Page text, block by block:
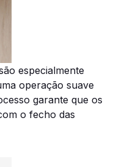
especialmente
operação suave
garante que os
o fecho das